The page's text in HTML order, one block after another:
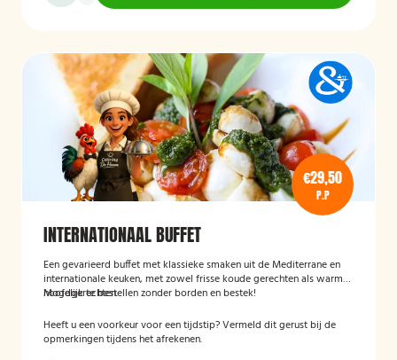
€29,50
P.P
INTERNATIONAAL BUFFET
Een gevarieerd buffet met klassieke smaken uit de Mediterrane en
internationale keuken, met zowel frisse koude gerechten als warme
hoofdgerechten.
Mogelijk te bestellen zonder borden en bestek!
Heeft u een voorkeur voor een tijdstip? Vermeld dit gerust bij de
opmerkingen tijdens het afrekenen.